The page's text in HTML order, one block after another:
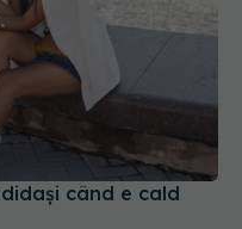
când e cald